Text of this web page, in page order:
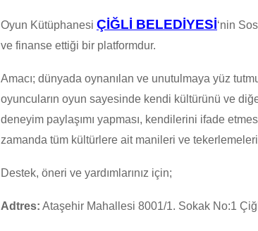
Oyun Kütüphanesi ÇİĞLİ BELEDİYESİ‘nin
ve finanse ettiği bir platformdur.
Amacı; dünyada oynanılan ve unutulmaya yüz
oyuncuların oyun sayesinde kendi kültürünü ve
deneyim paylaşımı yapması, kendilerini ifade
zamanda tüm kültürlere ait manileri ve
Destek, öneri ve yardımlarınız için;
Adtres: Ataşehir Mahallesi 8001/1. Sokak No:1